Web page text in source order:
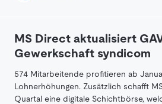
MS Direct aktualisiert
Gewerkschaft syndicom
574 Mitarbeitende profitieren ab
Lohnerhöhungen. Zusätzlich schafft
Quartal eine digitale Schichtbörse,